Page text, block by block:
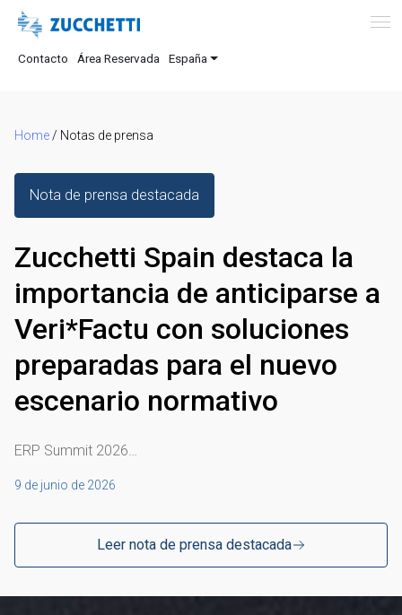
Contacto Área Reservada España
Home / Notas de prensa
Nota de prensa destacada
Zucchetti Spain destaca la
importancia de anticiparse a
Veri*Factu con soluciones
preparadas para el nuevo
escenario normativo
ERP Summit 2026…
9 de junio de 2026
Leer nota de prensa destacada